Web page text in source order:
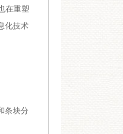
在重塑
化技术
条块分